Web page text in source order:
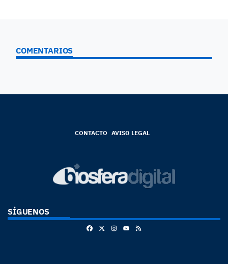
COMENTARIOS
CONTACTO AVISO LEGAL
SÍGUENOS
FacebookInstagram